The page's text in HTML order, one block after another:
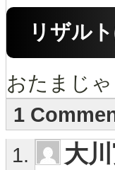
リザル
おたまじ
1
大